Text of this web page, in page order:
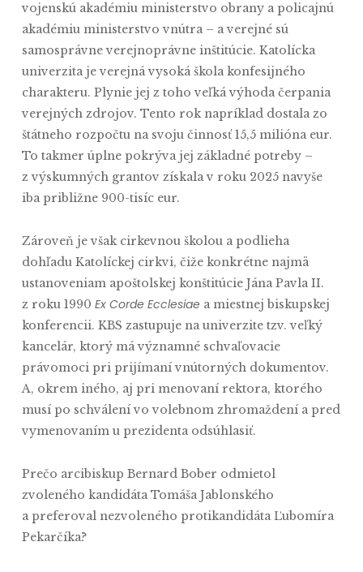
vojenskú akadémiu ministerstvo obrany a policajnú
akadémiu ministerstvo vnútra – a verejné sú
samosprávne verejnoprávne inštitúcie. Katolícka
univerzita je verejná vysoká škola konfesijného
charakteru. Plynie jej z toho veľká výhoda čerpania
verejných zdrojov. Tento rok napríklad dostala zo
štátneho rozpočtu na svoju činnosť 15,5 milióna eur.
To takmer úplne pokrýva jej základné potreby –
z výskumných grantov získala v roku 2025 navyše
iba približne 900-tisíc eur.
Zároveň je však cirkevnou školou a podlieha
dohľadu Katolíckej cirkvi, čiže konkrétne najmä
ustanoveniam apoštolskej konštitúcie Jána Pavla II.
z roku 1990 Ex Corde Ecclesiae a miestnej biskupskej
konferencii. KBS zastupuje na univerzite tzv. veľký
kancelár, ktorý má významné schvaľovacie
právomoci pri prijímaní vnútorných dokumentov.
A, okrem iného, aj pri menovaní rektora, ktorého
musí po schválení vo volebnom zhromaždení a pred
vymenovaním u prezidenta odsúhlasiť.
Prečo arcibiskup Bernard Bober odmietol
zvoleného kandidáta Tomáša Jablonského
a preferoval nezvoleného protikandidáta Ľubomíra
Pekarčíka?